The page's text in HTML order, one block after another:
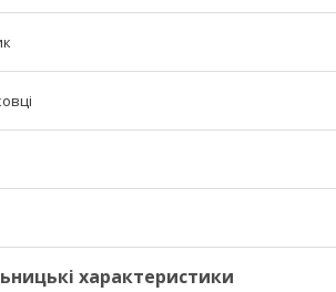
характеристики